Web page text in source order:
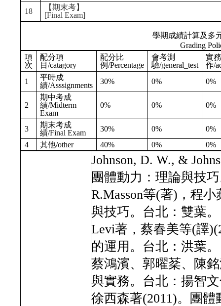
18
【期末考】
[Final Exam]
學期成績計算及多
Grading
項
次
配分項
目/catagory
配分比
例/Percentage
會考測
驗/general_test
實
作/
1
平時成
績/Asssignments
30% 0% 0%
2
期中考成
績/Midterm
Exam
0% 0% 0%
3
期末考成
績/Final Exam
30% 0%
0%
4
其他/other 40% 0% 0%
Johnson, D. W., &
團體動力：理論與技
R.Masson等(著)，程
與技巧。台北：雙葉。
Levi著，蔡春美等(譯
的運用。台北：洪葉。
蔡鴻濱、郭曜棻、陳
與實務。台北：揚智
徐西森著(2011)。團